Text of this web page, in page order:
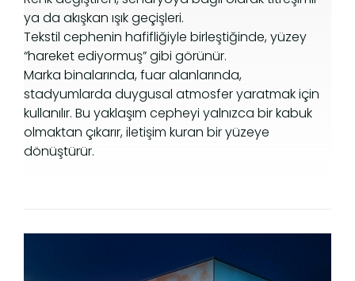
ya da akışkan ışık geçişleri.
Tekstil cephenin hafifliğiyle birleştiğinde, yüzey
“hareket ediyormuş” gibi görünür.
Marka binalarında, fuar alanlarında,
stadyumlarda duygusal atmosfer yaratmak için
kullanılır. Bu yaklaşım cepheyi yalnızca bir kabuk
olmaktan çıkarır, iletişim kuran bir yüzeye
dönüştürür.